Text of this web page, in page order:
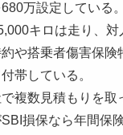
万設定している
キロは走り、対
や搭乗者傷害保険
帯している。
複数見積もりを取
損保なら年間保